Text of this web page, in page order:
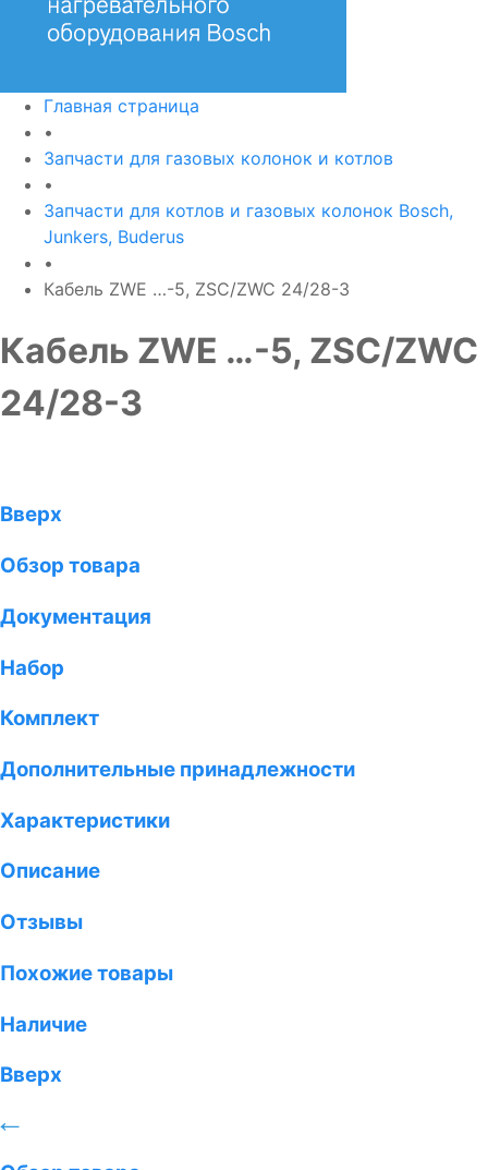
Главная страница
•
Запчасти для газовых колонок и котлов
•
Запчасти для котлов и газовых колонок Bosch,
Junkers, Buderus
•
Кабель ZWE …-5, ZSC/ZWC 24/28-3
Кабель ZWE …-5, ZSC/ZWC
24/28-3
Вверх
Обзор товара
Документация
Набор
Комплект
Дополнительные принадлежности
Характеристики
Описание
Отзывы
Похожие товары
Наличие
Вверх